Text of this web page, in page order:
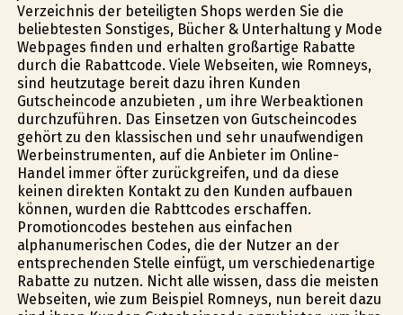
Verzeichnis der beteiligten Shops werden Sie die
beliebtesten Sonstiges, Bücher & Unterhaltung y Mode
Webpages finden und erhalten großartige Rabatte
durch die Rabattcode. Viele Webseiten, wie Romneys,
sind heutzutage bereit dazu ihren Kunden
Gutscheincode anzubieten , um ihre Werbeaktionen
durchzuführen. Das Einsetzen von Gutscheincodes
gehört zu den klassischen und sehr unaufwendigen
Werbeinstrumenten, auf die Anbieter im Online-
Handel immer öfter zurückgreifen, und da diese
keinen direkten Kontakt zu den Kunden aufbauen
können, wurden die Rabttcodes erschaffen.
Promotioncodes bestehen aus einfachen
alphanumerischen Codes, die der Nutzer an der
entsprechenden Stelle einfügt, um verschiedenartige
Rabatte zu nutzen. Nicht alle wissen, dass die meisten
Webseiten, wie zum Beispiel Romneys, nun bereit dazu